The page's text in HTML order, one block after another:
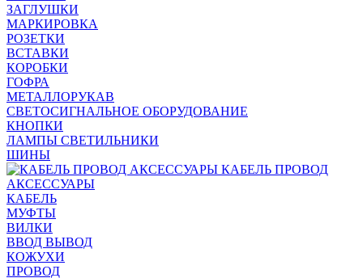
ЗАГЛУШКИ
МАРКИРОВКА
РОЗЕТКИ
ВСТАВКИ
КОРОБКИ
ГОФРА
МЕТАЛЛОРУКАВ
СВЕТОСИГНАЛЬНОЕ ОБОРУДОВАНИЕ
КНОПКИ
ЛАМПЫ СВЕТИЛЬНИКИ
ШИНЫ
КАБЕЛЬ ПРОВОД
АКСЕССУАРЫ
КАБЕЛЬ
МУФТЫ
ВИЛКИ
ВВОД ВЫВОД
КОЖУХИ
ПРОВОД